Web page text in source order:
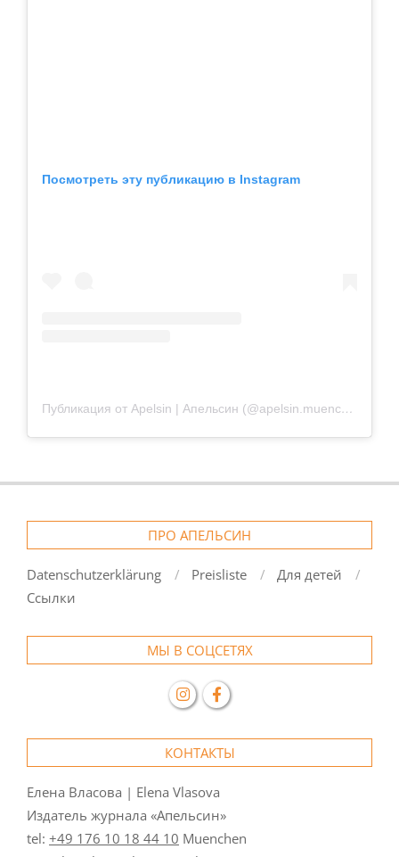
Посмотреть эту публикацию в Instagram
Публикация от Apelsin | Апельсин (@apelsin.muenchen)
ПРО АПЕЛЬСИН
Datenschutzerklärung Preisliste
Для детей
Ссылки
МЫ В СОЦСЕТЯХ
КОНТАКТЫ
Елена Власова | Elena Vlasova
Издатель журнала «Апельсин»
tel: +49 176 10 18 44 10 Muenchen